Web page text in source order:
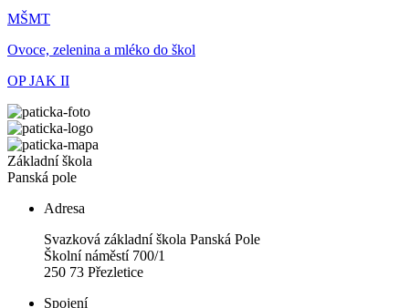
MŠMT
Ovoce, zelenina a mléko do škol
OP JAK II
Základní škola
Panská pole
Adresa
Svazková základní škola Panská Pole
Školní náměstí 700/1
250 73 Přezletice
Spojení